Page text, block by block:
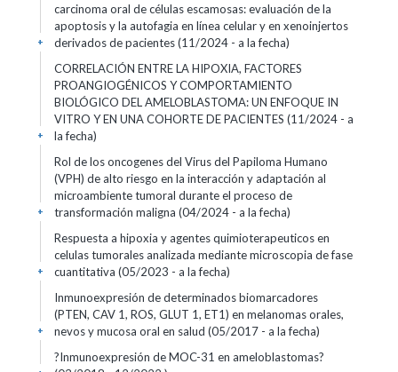
carcinoma oral de células escamosas: evaluación de la
apoptosis y la autofagia en línea celular y en xenoinjertos
derivados de pacientes (11/2024 - a la fecha)
+
CORRELACIÓN ENTRE LA HIPOXIA, FACTORES
PROANGIOGÉNICOS Y COMPORTAMIENTO
BIOLÓGICO DEL AMELOBLASTOMA: UN ENFOQUE IN
VITRO Y EN UNA COHORTE DE PACIENTES (11/2024 - a
la fecha)
+
Rol de los oncogenes del Virus del Papiloma Humano
(VPH) de alto riesgo en la interacción y adaptación al
microambiente tumoral durante el proceso de
transformación maligna (04/2024 - a la fecha)
+
Respuesta a hipoxia y agentes quimioterapeuticos en
celulas tumorales analizada mediante microscopi­a de fase
cuantitativa (05/2023 - a la fecha)
+
Inmunoexpresión de determinados biomarcadores
(PTEN, CAV 1, ROS, GLUT 1, ET1) en melanomas orales,
nevos y mucosa oral en salud (05/2017 - a la fecha)
+
?Inmunoexpresión de MOC-31 en ameloblastomas?